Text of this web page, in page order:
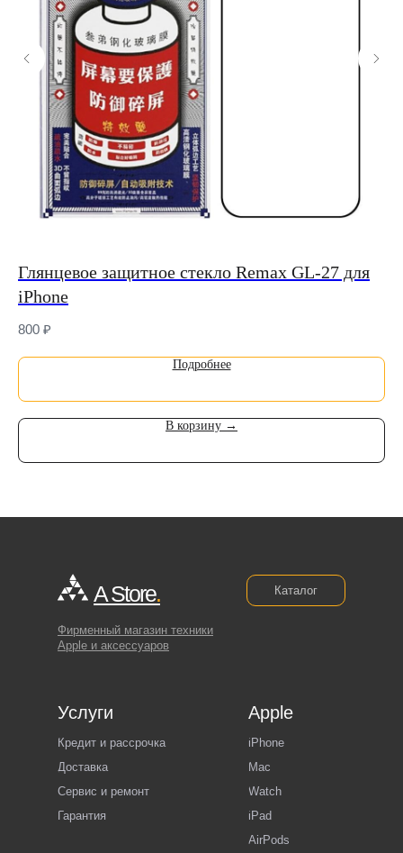
Глянцевое защитное стекло Remax GL-27 для
iPhone
800 ₽
Подробнее
В корзину →
A Store.
Фирменный магазин техники
Apple и аксессуаров
iPhone
Watch
iPad
Mac
AirPods
Гарантия
Сервис и ремонт
Доставка
Кредит и рассрочка
Услуги Apple
Каталог